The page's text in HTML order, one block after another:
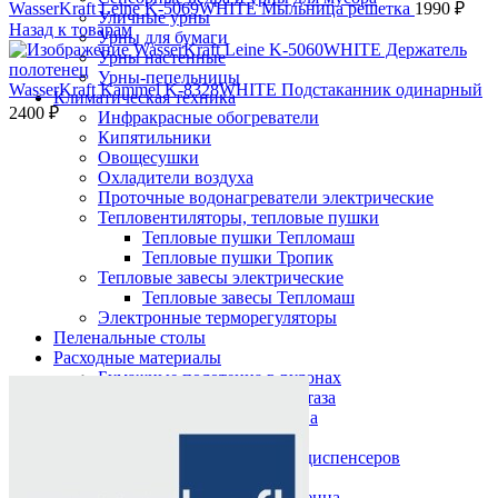
Уличные урны
Урны для бумаги
Урны настенные
Урны-пепельницы
Климатическая техника
Инфракрасные обогреватели
Кипятильники
Овощесушки
Охладители воздуха
Проточные водонагреватели электрические
Тепловентиляторы, тепловые пушки
Тепловые пушки Тепломаш
Тепловые пушки Тропик
Тепловые завесы электрические
Тепловые завесы Тепломаш
Электронные терморегуляторы
Пеленальные столы
Расходные материалы
Бумажные полотенца в рулонах
Бумажные сиденья для унитаза
Дезинфицирующие средства
Жидкое мыло TORK
Картриджи и баллоны для диспенсеров
WasserKraft Leine K-5069WHITE Мыльница решетка 1990 ₽
Назад к товарам
WasserKraft Kammel K-8328WHITE Подстаканник одинарный
2400 ₽
Нажмите, чтобы увеличить